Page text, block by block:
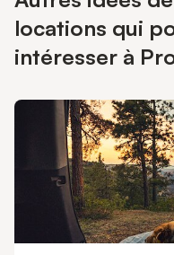
locations qui
intéresser à